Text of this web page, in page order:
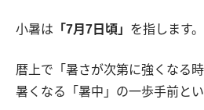
小暑は 「7月7日頃」 を指します。
暦上で「暑さが次第に強くなる
暑くなる「暑中」の一歩手前とい